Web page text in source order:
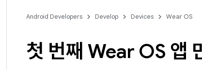
Android Developers Develop Devices Wear OS
첫 번째 Wear OS 앱